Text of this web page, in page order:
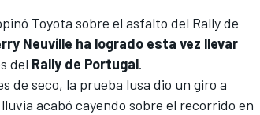
Toyota sobre el asfalto del Rally de
Neuville ha logrado esta vez llevar
del Rally de Portugal.
de seco, la prueba lusa dio un giro a
acabó cayendo sobre el recorrido en